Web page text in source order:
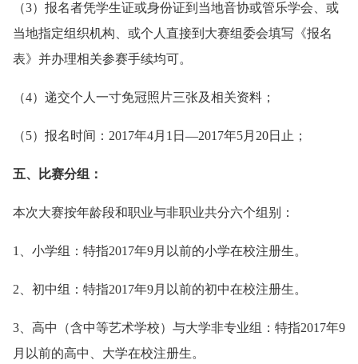
（3）报名者凭学生证或身份证到当地音协或管乐学会、或
当地指定组织机构、或个人直接到大赛组委会填写《报名
表》并办理相关参赛手续均可。
（4）递交个人一寸免冠照片三张及相关资料；
（5）报名时间：2017年4月1日—2017年5月20日止；
五、比赛分组：
本次大赛按年龄段和职业与非职业共分六个组别：
1、小学组：特指2017年9月以前的小学在校注册生。
2、初中组：特指2017年9月以前的初中在校注册生。
3、高中（含中等艺术学校）与大学非专业组：特指2017年9
月以前的高中、大学在校注册生。